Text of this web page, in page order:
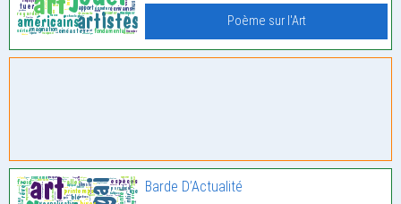
Poème sur l'Art
Barde D’Actualité